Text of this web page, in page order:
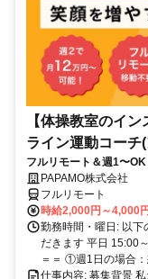
【体操教室のイ
ライン運動コーチ
フルリモート＆週1〜
て培ってきた経験を活
仕事です◎
PAPAMO株式会社
フルリモート
時給2,000円～4,000
勤務時間・曜日: 以下
だきます 平日 15:00
＝＝ ①週1日の場合：
仕事内容: 募集背景